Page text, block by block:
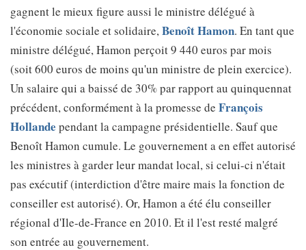
gagnent le mieux figure aussi le ministre délégué à
l'économie sociale et solidaire,Benoît Hamon. En tant que
ministre délégué, Hamon perçoit 9 440 euros par mois
(soit 600 euros de moins qu'un ministre de plein exercice).
Un salaire qui a baissé de 30% par rapport au quinquennat
précédent, conformément à la promesse de François
Hollande pendant la campagne présidentielle. Sauf que
Benoît Hamon cumule. Le gouvernement a en effet autorisé
les ministres à garder leur mandat local, si celui-ci n'était
pas exécutif (interdiction d'être maire mais la fonction de
conseiller est autorisé). Or, Hamon a été élu conseiller
régional d'Ile-de-France en 2010. Et il l'est resté malgré
son entrée au gouvernement.